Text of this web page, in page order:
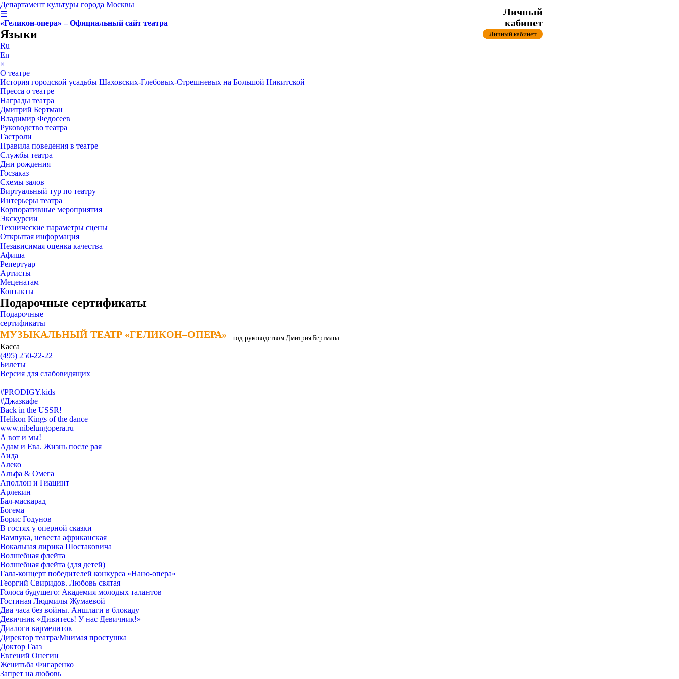
Департамент культуры города Москвы
☰
«Геликон-опера» – Официальный сайт театра
Языки
Ru
En
×
О театре
История городской усадьбы Шаховских-Глебовых-Стрешневых на Большой Никитской
Пресса о театре
Награды театра
Дмитрий Бертман
Владимир Федосеев
Руководство театра
Гастроли
Правила поведения в театре
Службы театра
Дни рождения
Госзаказ
Схемы залов
Виртуальный тур по театру
Интерьеры театра
Корпоративные мероприятия
Экскурсии
Технические параметры сцены
Открытая информация
Независимая оценка качества
Афиша
Репертуар
Артисты
Меценатам
Контакты
Подарочные сертификаты
Подарочные
сертификаты
МУЗЫКАЛЬНЫЙ ТЕАТР «ГЕЛИКОН–ОПЕРА»
МУЗЫКАЛЬНЫЙ ТЕАТР «ГЕЛИКОН–ОПЕРА» под руководством Дмитрия Бертмана
Касса
(495) 250-22-22
Личный
кабинет
Личный кабинет
Билеты
Версия для слабовидящих
#PRODIGY.kids
#Джазкафе
Back in the USSR!
Helikon Kings of the dance
www.nibelungopera.ru
А вот и мы!
Адам и Ева. Жизнь после рая
Аида
Алеко
Альфа & Омега
Аполлон и Гиацинт
Арлекин
Бал-маскарад
Богема
Борис Годунов
В гостях у оперной сказки
Вампука, невеста африканская
Вокальная лирика Шостаковича
Волшебная флейта
Волшебная флейта (для детей)
Гала-концерт победителей конкурса «Нано-опера»
Георгий Свиридов. Любовь святая
Голоса будущего: Академия молодых талантов
Гостиная Людмилы Жумаевой
Два часа без войны. Аншлаги в блокаду
Девичник «Дивитесь! У нас Девичник!»
Диалоги кармелиток
Директор театра/Мнимая простушка
Доктор Гааз
Евгений Онегин
Женитьба Фигаренко
Запрет на любовь